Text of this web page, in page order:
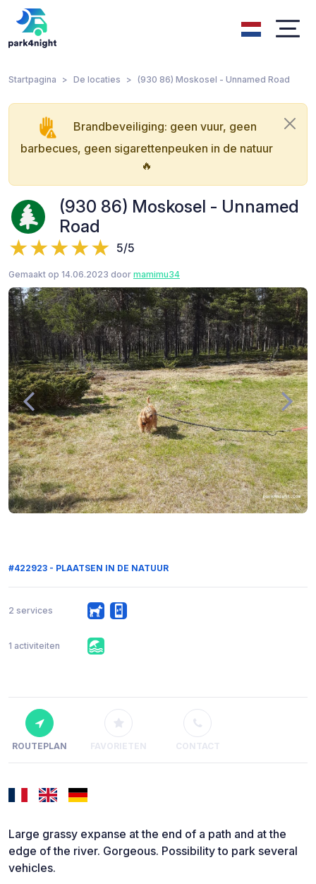
Startpagina De locaties (930 86) Moskosel - Unnamed Road
Brandbeveiliging: geen vuur, geen
barbecues, geen sigarettenpeuken in de natuur
🔥
(930 86) Moskosel - Unnamed
Road
5/5
Gemaakt op 14.06.2023 door mamimu34
#422923 - PLAATSEN IN DE NATUUR
2 services
1 activiteiten
ROUTEPLAN FAVORIETEN CONTACT
Large grassy expanse at the end of a path and at the
edge of the river. Gorgeous. Possibility to park several
vehicles.